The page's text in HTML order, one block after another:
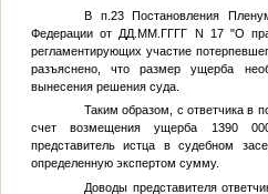
В п.23 Постановления
Федерации от ДД.ММ.ГГГГ N 17 "О
регламентирующих участие
разъяснено, что размер ущерба
вынесения решения суда.
Таким образом, с ответчика в
счет возмещения ущерба 1390
представитель истца в судебном
определенную экспертом сумму.
Доводы представителя